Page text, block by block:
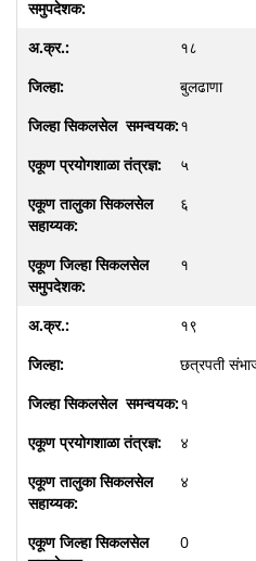
१८
बुलढाणा
१
५
६
१
१९
छत्रपती
१
४
४
0